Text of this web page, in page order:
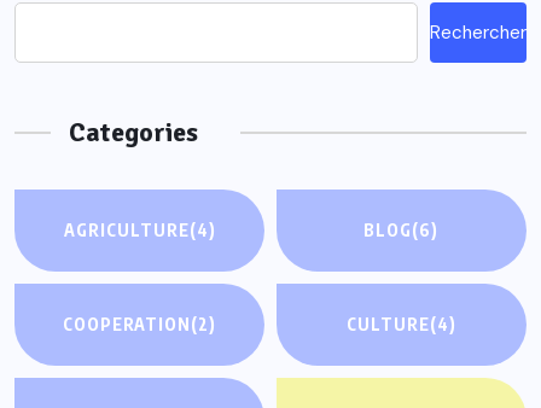
Rechercher
Categories
AGRICULTURE(4) BLOG(6)
COOPERATION(2) CULTURE(4)